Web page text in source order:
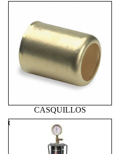
CASQUILLOS
CILINDROS